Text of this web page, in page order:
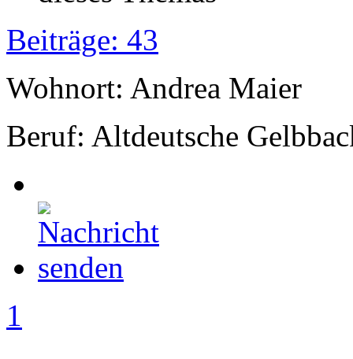
Beiträge: 43
Wohnort: Andrea Maier
Beruf: Altdeutsche
1